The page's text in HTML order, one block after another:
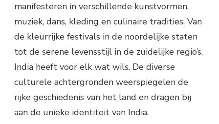
manifesteren in verschillende kunstvormen,
muziek, dans, kleding en culinaire tradities. Van
de kleurrijke festivals in de noordelijke staten
tot de serene levensstijl in de zuidelijke regio’s,
India heeft voor elk wat wils. De diverse
culturele achtergronden weerspiegelen de
rijke geschiedenis van het land en dragen bij
aan de unieke identiteit van India.